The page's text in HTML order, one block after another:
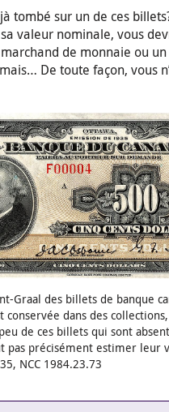
tombé sur un de ces
sa valeur nominale, vous
de monnaie ou
De toute façon, vous
Graal des billets de banque
conservée dans des
de ces billets qui sont
pas précisément estimer leur
NCC 1984.23.73